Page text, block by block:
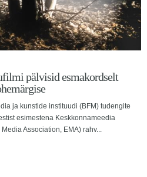
pälvisid esmakordselt
ja kunstide instituudi (BFM) tudengite
esimestena Keskkonnameedia
Association, EMA) rahv...